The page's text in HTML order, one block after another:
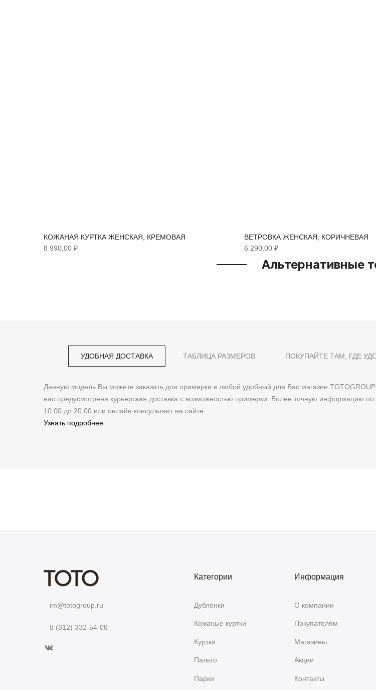
КОЖАНАЯ КУРТКА ЖЕНСКАЯ, КРЕМОВАЯ
8 990,00 ₽
ВЕТРОВКА ЖЕНСКАЯ, КОРИЧНЕВАЯ
6 290,00 ₽
Альтернативные
УДОБНАЯ ДОСТАВКА
Данную модель Вы можете заказать для примерки в любой удобный для Вас магазин
нас предусмотрена курьерская доставка с возможностью примерки. Более точную информацию
10.00 до 20.00 или онлайн консультант на сайте.
Узнать подробнее
ТАБЛИЦА РАЗМЕРОВ ПОКУПАЙТЕ ТАМ, ГДЕ
im@totogroup.ru
8 (812) 332-54-08
Категории
Дубленки
Кожаные куртки
Куртки
Пальто
Парки
Информация
О компании
Покупателям
Магазины
Акции
Контакты